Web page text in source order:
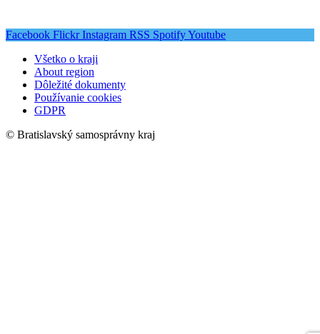
Facebook Flickr Instagram RSS SpotifyYoutube
Všetko o kraji
About region
Dôležité dokumenty
Používanie cookies
GDPR
© Bratislavský samosprávny kraj